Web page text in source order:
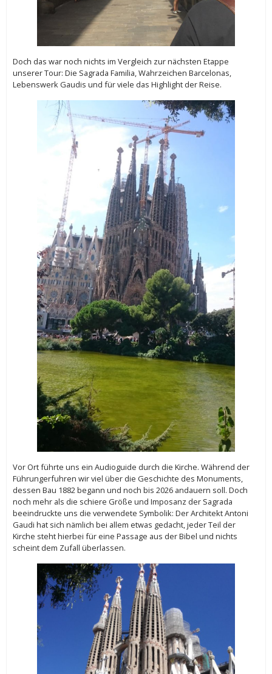
Doch das war noch nichts im Vergleich zur nächsten Etappe
unserer Tour: Die Sagrada Familia, Wahrzeichen Barcelonas,
Lebenswerk Gaudis und für viele das Highlight der Reise.
Vor Ort führte uns ein Audioguide durch die Kirche. Während der
Führungerfuhren wir viel über die Geschichte des Monuments,
dessen Bau 1882 begann und noch bis 2026 andauern soll. Doch
noch mehr als die schiere Größe und Imposanz der Sagrada
beeindruckte uns die verwendete Symbolik: Der Architekt Antoni
Gaudi hat sich nämlich bei allem etwas gedacht, jeder Teil der
Kirche steht hierbei für eine Passage aus der Bibel und nichts
scheint dem Zufall überlassen.